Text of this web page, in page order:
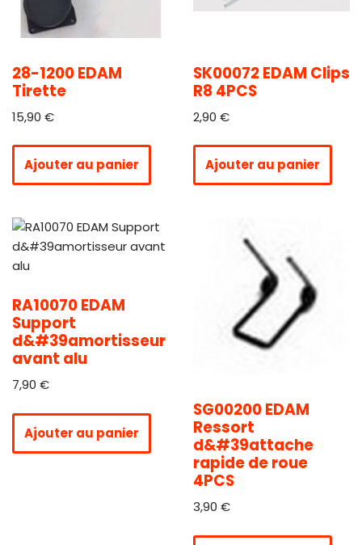
28-1200 EDAM
Tirette
15,90 €
Ajouter au panier
SK00072 EDAM Clips
R8 4PCS
2,90 €
Ajouter au panier
RA10070 EDAM
Support
d&#39amortisseur
avant alu
7,90 €
Ajouter au panier
SG00200 EDAM
Ressort
d&#39attache
rapide de roue
4PCS
3,90 €